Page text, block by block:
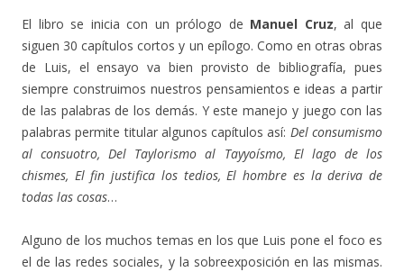
El libro se inicia con un prólogo de Manuel Cruz, al que
siguen 30 capítulos cortos y un epílogo. Como en otras obras
de Luis, el ensayo va bien provisto de bibliografía, pues
siempre construimos nuestros pensamientos e ideas a partir
de las palabras de los demás. Y este manejo y juego con las
palabras permite titular algunos capítulos así: Del consumismo
al consuotro, Del Taylorismo al Tayyoísmo, El lago de los
chismes, El fin justifica los tedios, El hombre es la deriva de
todas las cosas…
Alguno de los muchos temas en los que Luis pone el foco es
el de las redes sociales, y la sobreexposición en las mismas.